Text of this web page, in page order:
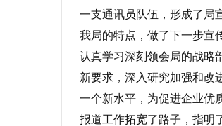
一支通讯员队伍，形成了局
我局的特点，做了下一步宣
认真学习深刻领会局的战略
新要求，深入研究加强和改
一个新水平，为促进企业优
报道工作拓宽了路子，指明